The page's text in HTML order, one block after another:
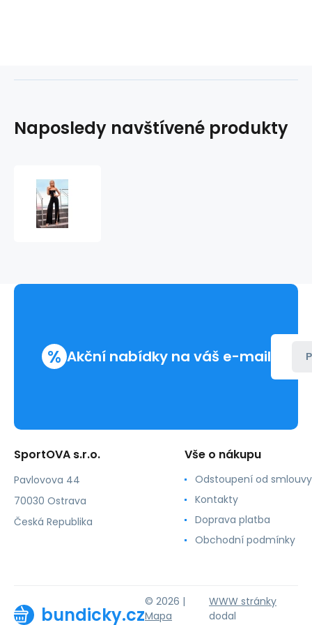
Naposledy navštívené produkty
% Akční nabídky na váš e-mail
SportOVA s.r.o.
Pavlovova 44
70030 Ostrava
Česká Republika
Vše o nákupu
Odstoupení od smlouvy
Kontakty
Doprava platba
Obchodní podmínky
bundicky.cz
© 2026 |
Mapa
WWW stránky
dodal